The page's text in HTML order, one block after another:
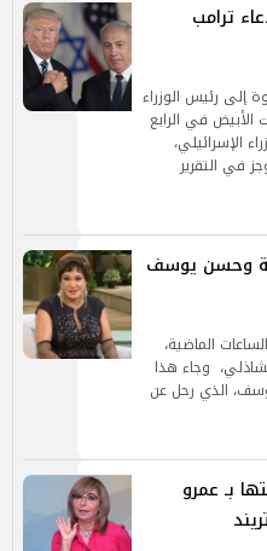
ترامب
إلى رئيس الوزراء
الأبيض في الرابع
الإسرائيلي،
في التقرير
وحسن يوسف
الماضية،
وجاء هذا
الذي رحل عن
بـ عمرو